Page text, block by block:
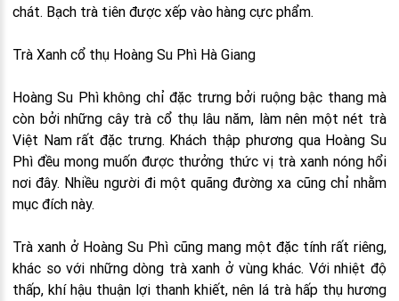
chát. Bạch trà tiên được xếp vào hàng cực phẩm.
Trà Xanh cổ thụ Hoàng Su Phì Hà Giang
Hoàng Su Phì không chỉ đặc trưng bởi ruộng bậc thang mà
còn bởi những cây trà cổ thụ lâu năm, làm nên một nét trà
Việt Nam rất đặc trưng. Khách thập phương qua Hoàng Su
Phì đều mong muốn được thưởng thức vị trà xanh nóng hổi
nơi đây. Nhiều người đi một quãng đường xa cũng chỉ nhằm
mục đích này.
Trà xanh ở Hoàng Su Phì cũng mang một đặc tính rất riêng,
khác so với những dòng trà xanh ở vùng khác. Với nhiệt độ
thấp, khí hậu thuận lợi thanh khiết, nên lá trà hấp thụ hương